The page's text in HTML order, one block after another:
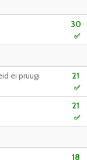
30
✅
ei pruugi
21
✅
21
✅
18